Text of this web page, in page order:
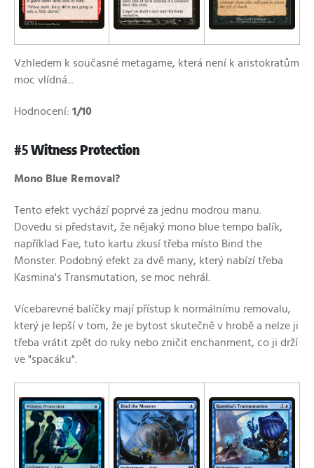
Vzhledem k současné metagame, která není k aristokratům
moc vlídná...
Hodnocení: 1/10
#5 Witness Protection
Mono Blue Removal?
Tento efekt vychází poprvé za jednu modrou manu.
Dovedu si představit, že nějaký mono blue tempo balík,
například Fae, tuto kartu zkusí třeba místo Bind the
Monster. Podobný efekt za dvě many, který nabízí třeba
Kasmina's Transmutation, se moc nehrál.
Vícebarevné balíčky mají přístup k normálnímu removalu,
který je lepší v tom, že je bytost skutečně v hrobě a nelze ji
třeba vrátit zpět do ruky nebo zničit enchanment, co ji drží
ve "spacáku".